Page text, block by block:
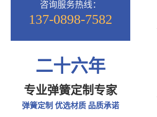
咨询服务热线：
137-0898-7582
二十六年
专业弹簧定制专家
弹簧定制 优选材质 品质承诺